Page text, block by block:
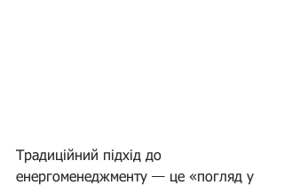
Традиційний підхід до
енергоменеджменту — це «погляд у